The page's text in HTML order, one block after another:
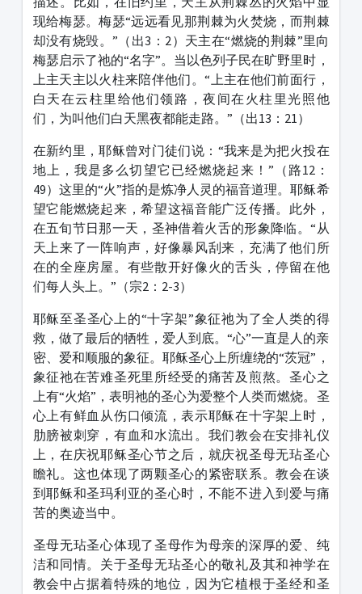
现给梅瑟。梅瑟“远远看见那荆棘为火焚烧，而荆棘
却没有烧毁。”（出3：2）天主在“燃烧的荆棘”里向
梅瑟启示了祂的“名字”。当以色列子民在旷野里时，
上主天主以火柱来陪伴他们。“上主在他们前面行，
白天在云柱里给他们领路，夜间在火柱里光照他
们，为叫他们白天黑夜都能走路。”（出13：21）
在新约里，耶稣曾对门徒们说：“我来是为把火投在
地上，我是多么切望它已经燃烧起来！”（路12：
49）这里的“火”指的是炼净人灵的福音道理。耶稣希
望它能燃烧起来，希望这福音能广泛传播。此外，
在五旬节日那一天，圣神借着火舌的形象降临。“从
天上来了一阵响声，好像暴风刮来，充满了他们所
在的全座房屋。有些散开好像火的舌头，停留在他
们每人头上。”（宗2：2-3）
耶稣至圣圣心上的“十字架”象征祂为了全人类的得
救，做了最后的牺牲，爱人到底。“心”一直是人的亲
密、爱和顺服的象征。耶稣圣心上所缠绕的“茨冠”，
象征祂在苦难圣死里所经受的痛苦及煎熬。圣心之
上有“火焰”，表明祂的圣心为爱整个人类而燃烧。圣
心上有鲜血从伤口倾流，表示耶稣在十字架上时，
肋膀被刺穿，有血和水流出。我们教会在安排礼仪
上，在庆祝耶稣圣心节之后，就庆祝圣母无玷圣心
瞻礼。这也体现了两颗圣心的紧密联系。教会在谈
到耶稣和圣玛利亚的圣心时，不能不进入到爱与痛
苦的奥迹当中。
圣母无玷圣心体现了圣母作为母亲的深厚的爱、纯
洁和同情。关于圣母无玷圣心的敬礼及其和神学在
教会中占据着特殊的地位，因为它植根于圣经和圣